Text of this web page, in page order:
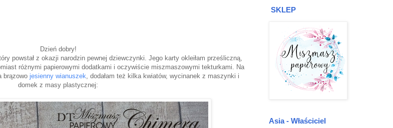
Dzień dobry!
powstał z okazji narodzin pewnej dziewczynki. Jego karty okleiłam prześliczną,
różnymi papierowymi dodatkami i oczywiście miszmaszowymi tekturkami. Na
brązowo jesienny wianuszek , dodałam też kilka kwiatów, wycinanek z maszynki i
domek z masy plastycznej:
SKLEP
Asia - Właściciel